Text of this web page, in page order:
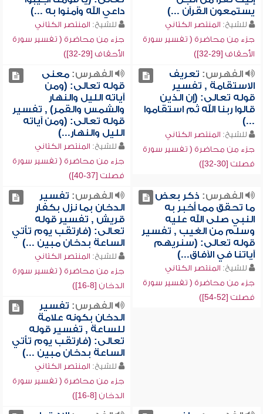
يستمعون القرآن ...)
للشيخ: المنتصر الكتاني
جزء من محاضرة ( تفسير سورة
الأحقاف [29-32])
داعي الله وآمنوا به ...)
للشيخ: المنتصر الكتاني
جزء من محاضرة ( تفسير سورة
الأحقاف [29-32])
الفهرس: تعريف
الاستقامة , تفسير
قوله تعالى: (إن الذين
قالوا ربنا الله ثم استقاموا
...)
للشيخ: المنتصر الكتاني
جزء من محاضرة ( تفسير سورة
فصلت [30-32])
الفهرس:معنى
قوله تعالى: (ومن
آياته الليل والنهار
والشمس والقمر) , تفسير
قوله تعالى: (ومن آياته
الليل والنهار...)
للشيخ: المنتصر الكتاني
جزء من محاضرة ( تفسير سورة
فصلت [37-40])
الفهرس: ذكر بعض
ما تحقق مما أخبر به
النبي صلى الله عليه
وسلم من الغيب , تفسير
قوله تعالى: (سنريهم
آياتنا في الآفاق...)
للشيخ: المنتصر الكتاني
جزء من محاضرة ( تفسير سورة
فصلت [52-54])
الفهرس: تفسير
الدخان بما نزل بكفار
قريش , تفسير قوله
تعالى: (فارتقب يوم تأتي
الساعة بدخان مبين ...)
للشيخ: المنتصر الكتاني
جزء من محاضرة ( تفسير سورة
الدخان [8-16])
الفهرس: تفسير
الدخان بكونه علامة
للساعة , تفسير قوله
تعالى: (فارتقب يوم تأتي
الساعة بدخان مبين ...)
للشيخ: المنتصر الكتاني
جزء من محاضرة ( تفسير سورة
الدخان [8-16])